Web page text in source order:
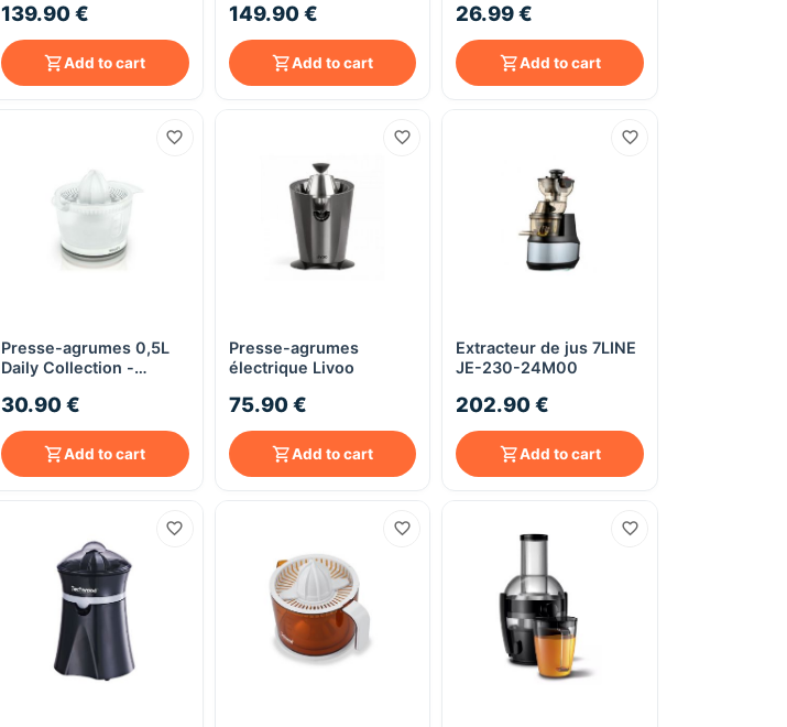
139.90 €
Add to cart
149.90 €
Add to cart
26.99 €
Add to cart
Quick View
Presse-agrumes 0,5L
Daily Collection -
blanc
30.90 €
Add to cart
Quick View
Presse-agrumes
électrique Livoo
75.90 €
Add to cart
Quick View
Extracteur de jus 7LINE
JE-230-24M00
202.90 €
Add to cart